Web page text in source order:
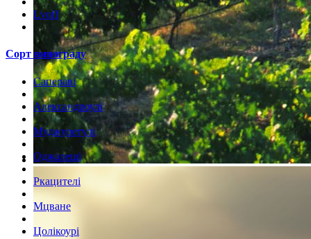
Lvoff
Сорт винограду
Сапераві
Александроулі
Муджуретулі
Оджалеші
Ркацителі
Мцване
Цолікоурі